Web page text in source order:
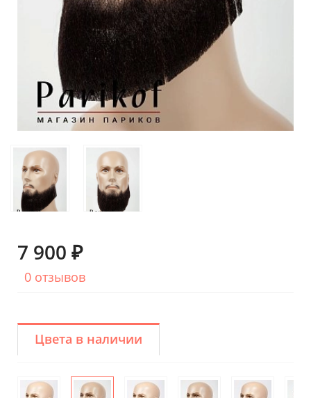
7 900 ₽
0 отзывов
Цвета в наличии